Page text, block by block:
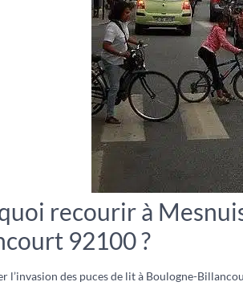
recourir à
92100 ?
l’invasion des puces de lit à Boulogne-